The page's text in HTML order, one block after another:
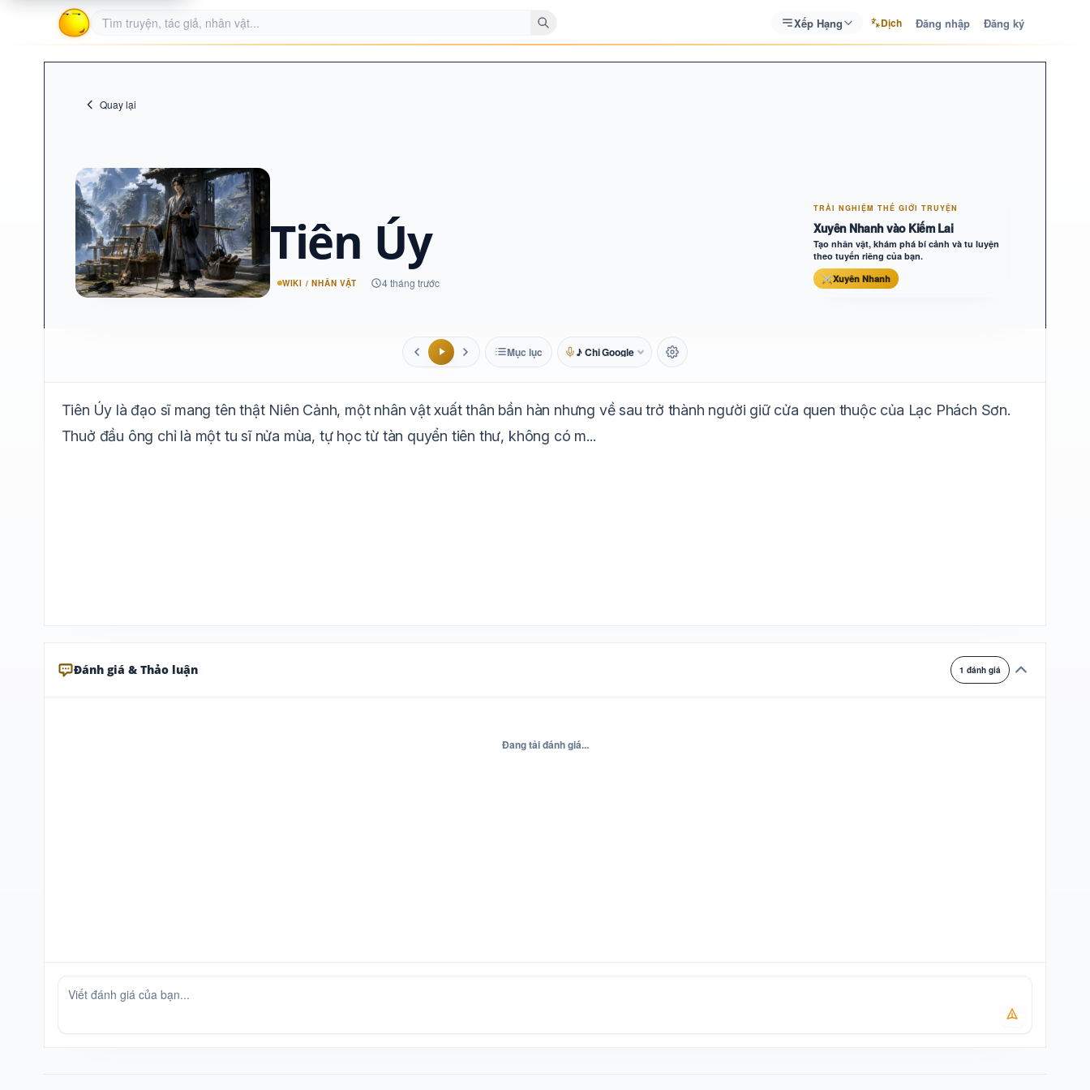
Xếp Hạng Dịch Đăng nhập Đăng ký
Quay lại
Tiên Úy
WIKI / NHÂN VẬT 4 tháng trước
TRẢI NGHIỆM THẾ GIỚI TRUYỆN
Xuyên Nhanh vào Kiếm Lai
Tạo nhân vật, khám phá bí cảnh và tu luyện
theo tuyến riêng của bạn.
⚔Xuyên Nhanh
Mục lục ♪ Chị Google
Trắng Ngà Vàng
Tiên Úy là đạo sĩ mang tên thật Niên Cảnh, một nhân vật xuất thân bần hàn nhưng về sau trở thành người giữ cửa quen thuộc của Lạc Phách Sơn.
Thuở đầu ông chỉ là một tu sĩ nửa mùa, tự học từ tàn quyển tiên thư, không có m...
Đánh giá & Thảo luận 1 đánh giá
Đang tải đánh giá...